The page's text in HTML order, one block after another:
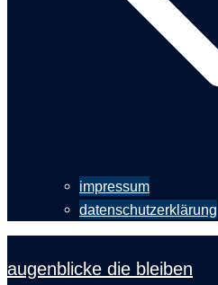
impressum
datenschutzerklärung
augenblicke die bleiben